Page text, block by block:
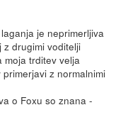
je neprimerljiva
z drugimi voditelji
moja trditev velja
z normalnimi
o Foxu so znana -